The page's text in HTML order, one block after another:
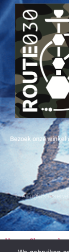
Bezoek onze winkel
© All rights
Home»